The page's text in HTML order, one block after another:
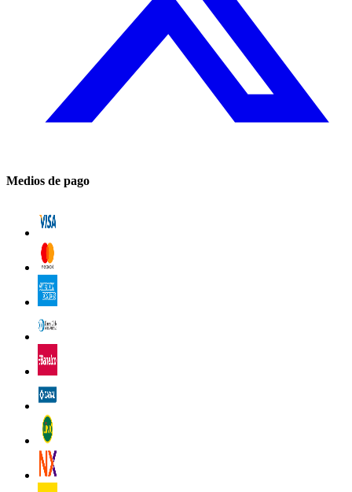
Medios de pago